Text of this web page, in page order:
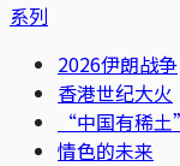
系列
2026伊朗战争
香港世纪大火
“中国有稀土”
情色的未来